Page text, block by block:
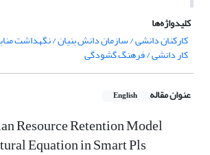
کلیدواژه‌ها
کارکنان دانشی / سازمان دانش بنیان / نگهداشت
کار دانشی / فرهنگ گشودگی
عنوان مقاله English
Resource Retention Model
Equation in Smart Pls